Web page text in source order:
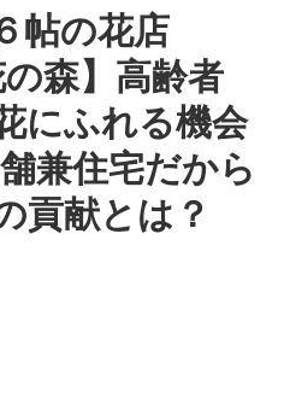
帖の花店
森】高齢者
にふれる機会
兼住宅だから
貢献とは？